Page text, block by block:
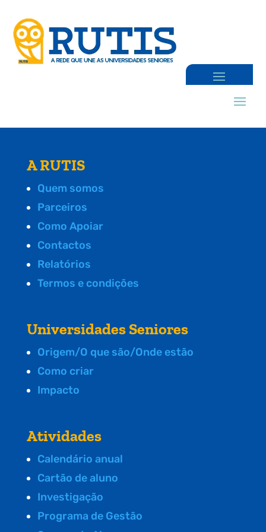
A RUTIS
Quem somos
Parceiros
Como Apoiar
Contactos
Relatórios
Termos e condições
Universidades Seniores
Origem/O que são/Onde estão
Como criar
Impacto
Atividades
Calendário anual
Cartão de aluno
Investigação
Programa de Gestão